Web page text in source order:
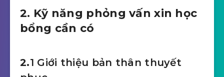
2. Kỹ năng phỏng vấn xin học
bổng cần có
2.1 Giới thiệu bản thân thuyết